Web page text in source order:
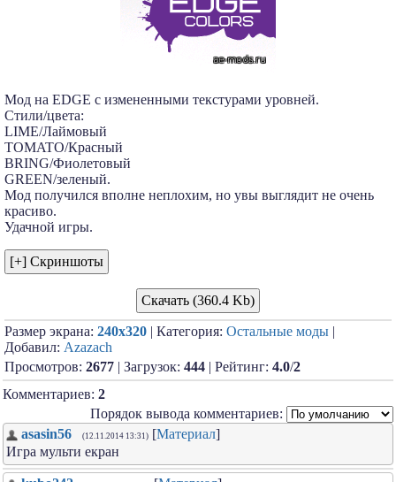
Мод на EDGE с измененными текстурами уровней.
Стили/цвета:
LIME/Лаймовый
TOMATO/Красный
BRING/Фиолетовый
GREEN/зеленый.
Мод получился вполне неплохим, но увы выглядит не очень
красиво.
Удачной игры.
Скачать (360.4 Kb)
Размер экрана: 240x320 | Категория: Остальные моды |
Добавил: Azazach
Просмотров: 2677 | Загрузок: 444 | Рейтинг: 4.0/2
Комментариев: 2
Порядок вывода комментариев:
asasin56
(12.11.2014 13:31) [Материал]
Игра мульти екран